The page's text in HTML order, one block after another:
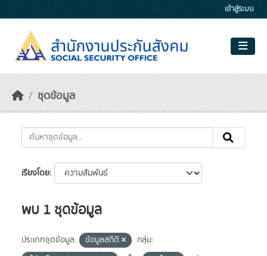
เข้าสู่ระบบ
ชุดข้อมูล
เรียงโดย
พบ 1 ชุดข้อมูล
ประเภทชุดข้อมูล: ข้อมูลสถิติ
กลุ่ม: